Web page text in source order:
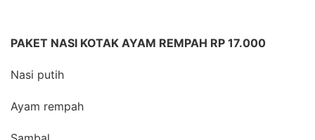
PAKET NASI KOTAK AYAM REMPAH RP 17.000
Nasi putih
Ayam rempah